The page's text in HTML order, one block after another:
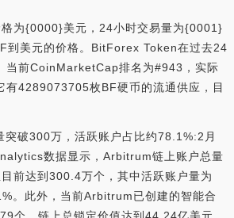
为{0000}美元，24小时交易量为{0001}
到美元的价格。BitForex Token在过去24
当前CoinMarketCap排名为#943，实际
有4289073705枚BF硬币的流通供应，目
破300万，活跃账户占比约78.1%:2月
数据显示，Arbitrum链上账户总量
前达到300.4万个，其中活跃账户量为
。此外，当前Arbitrum已创建的智能合